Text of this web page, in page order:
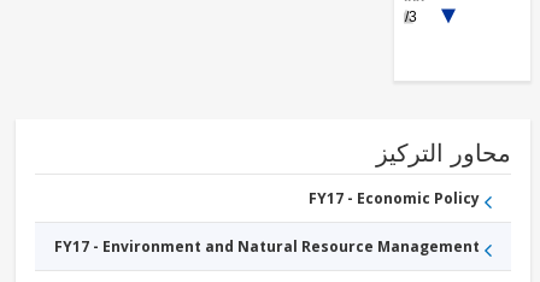
Institutions
FY17 -
Trade
التركيز
FY17 - Economic Policy
FY17 - Environment and Natural Resource Management